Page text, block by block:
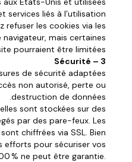
liés à l’utilisation
refuser les cookies via les
mais certaines
pourraient être limitées.
3 – Sécurité
de sécurité adaptées
non autorisé, perte ou
destruction de données.
sont stockées sur des
par des pare-feux. Les
chiffrées via SSL. Bien
efforts pour sécuriser vos
% ne peut être garantie.